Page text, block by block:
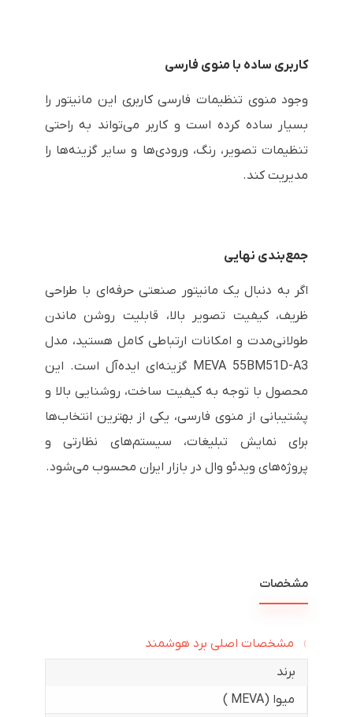
کاربری ساده با منوی فارسی
وجود منوی تنظیمات فارسی کاربری این مانیتور را
بسیار ساده کرده است و کاربر می‌تواند به راحتی
تنظیمات تصویر، رنگ، ورودی‌ها و سایر گزینه‌ها را
مدیریت کند.
جمع‌بندی نهایی
اگر به دنبال یک مانیتور صنعتی حرفه‌ای با طراحی
ظریف، کیفیت تصویر بالا، قابلیت روشن ماندن
طولانی‌مدت و امکانات ارتباطی کامل هستید، مدل
MEVA 55BM51D-A3 گزینه‌ای ایده‌آل است. این
محصول با توجه به کیفیت ساخت، روشنایی بالا و
پشتیبانی از منوی فارسی، یکی از بهترین انتخاب‌ها
برای نمایش تبلیغات، سیستم‌های نظارتی و
پروژه‌های ویدئو وال در بازار ایران محسوب می‌شود.
مشخصات
مشخصات اصلی برد هوشمند
برند
میوا (MEVA )